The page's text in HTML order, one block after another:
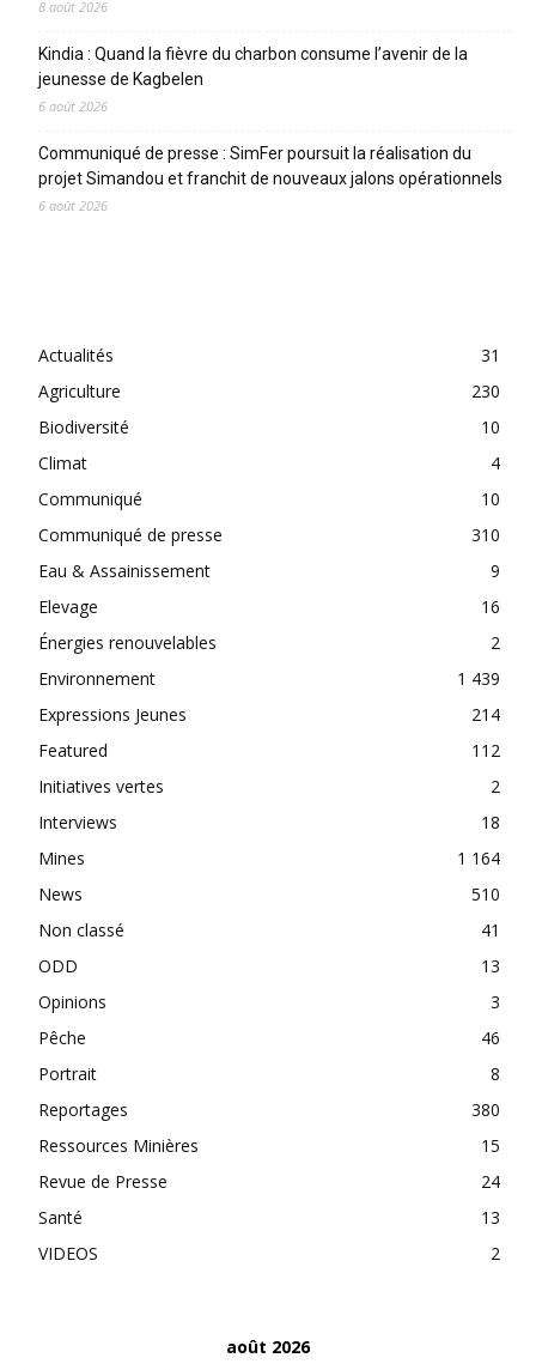
8 août 2026
Kindia : Quand la fièvre du charbon consume l’avenir de la
jeunesse de Kagbelen
6 août 2026
Communiqué de presse : SimFer poursuit la réalisation du
projet Simandou et franchit de nouveaux jalons opérationnels
6 août 2026
Actualités
31
Agriculture
230
Biodiversité
10
Climat
4
Communiqué
10
Communiqué de presse
310
Eau & Assainissement
9
Elevage
16
Énergies renouvelables
2
Environnement
1 439
Expressions Jeunes
214
Featured
112
Initiatives vertes
2
Interviews
18
Mines
1 164
News
510
Non classé
41
ODD
13
Opinions
3
Pêche
46
Portrait
8
Reportages
380
Ressources Minières
15
Revue de Presse
24
Santé
13
VIDEOS
2
août 2026